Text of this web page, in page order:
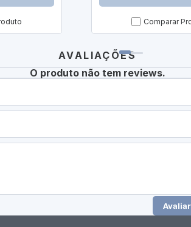
Comparar
AVALIAÇÕES
O produto não tem reviews.